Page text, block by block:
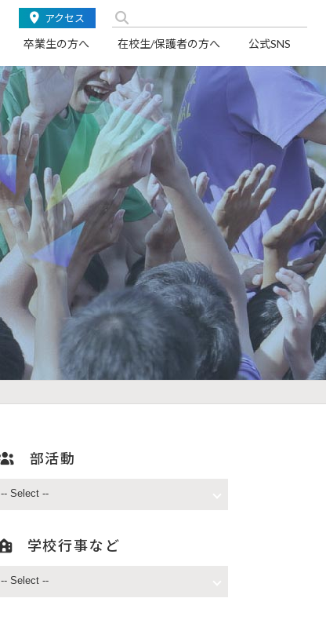
アクセス
検
索:
卒業生の方へ 在校生/保護者の方へ 公式SNS
部活動
学校行事など